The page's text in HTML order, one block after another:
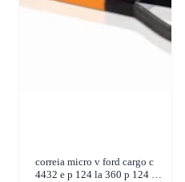
correia micro v ford cargo c
4432 e p 124 la 360 p 124 ca